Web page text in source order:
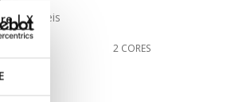
| X
2 CORES